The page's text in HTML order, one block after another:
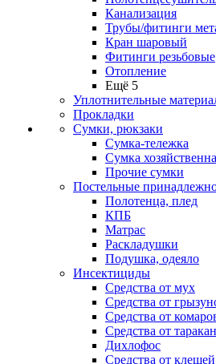
Канализация
Трубы/фитинги
Кран шаровый
Фитинги резьбовые
Отопление
Ещё 5
Уплотнительные
Прокладки
Сумки, рюкзаки
Сумка-тележка
Сумка
Прочие сумки
Постельные
Полотенца, плед
КПБ
Матрас
Раскладушки
Подушка, одеяло
Инсектициды
Средства от мух
Средства от
Средства от
Средства от
Дихлофос
Средства от клещей